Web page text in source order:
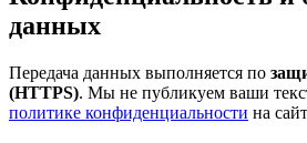
данных
Передача данных выполняется по
(HTTPS). Мы не публикуем ваши
политике конфиденциальности на